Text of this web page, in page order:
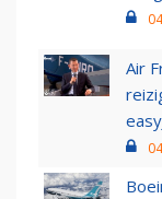
Air